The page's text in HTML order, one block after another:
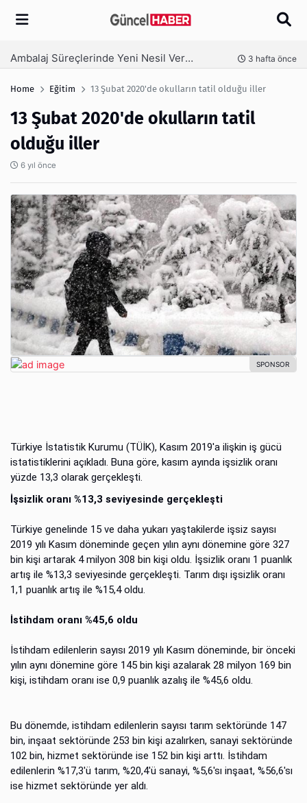
Arama
Ambalaj Süreçlerinde Yeni Nesil Verimliliği Olimpack ile Yakalayın 3 hafta önce
Home Eğitim 13 Şubat 2020'de okulların tatil olduğu iller
13 Şubat 2020'de okulların tatil
olduğu iller
6 yıl önce
Türkiye İstatistik Kurumu (TÜİK), Kasım 2019'a ilişkin iş gücü
istatistiklerini açıkladı. Buna göre, kasım ayında işsizlik oranı
yüzde 13,3 olarak gerçekleşti.
İşsizlik oranı %13,3 seviyesinde gerçekleşti
Türkiye genelinde 15 ve daha yukarı yaştakilerde işsiz sayısı
2019 yılı Kasım döneminde geçen yılın aynı dönemine göre 327
bin kişi artarak 4 milyon 308 bin kişi oldu. İşsizlik oranı 1 puanlık
artış ile %13,3 seviyesinde gerçekleşti. Tarım dışı işsizlik oranı
1,1 puanlık artış ile %15,4 oldu.
İstihdam oranı %45,6 oldu
İstihdam edilenlerin sayısı 2019 yılı Kasım döneminde, bir önceki
yılın aynı dönemine göre 145 bin kişi azalarak 28 milyon 169 bin
kişi, istihdam oranı ise 0,9 puanlık azalış ile %45,6 oldu.
Bu dönemde, istihdam edilenlerin sayısı tarım sektöründe 147
bin, inşaat sektöründe 253 bin kişi azalırken, sanayi sektöründe
102 bin, hizmet sektöründe ise 152 bin kişi arttı. İstihdam
edilenlerin %17,3'ü tarım, %20,4'ü sanayi, %5,6'sı inşaat, %56,6'sı
ise hizmet sektöründe yer aldı.